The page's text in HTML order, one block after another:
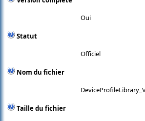
Oui
Statut
Officiel
Nom du fichier
Taille du fichier